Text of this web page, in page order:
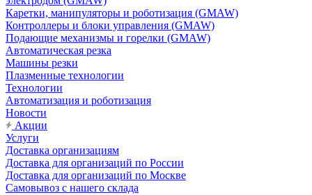
Каретки, манипуляторы и роботизация (GMAW)
Контроллеры и блоки управления (GMAW)
Подающие механизмы и горелки (GMAW)
Автоматическая резка
Машины резки
Плазменные технологии
Технологии
Автоматизация и роботизация
Новости
Акции
Услуги
Доставка организациям
Доставка для организаций по России
Доставка для организаций по Москве
Самовывоз с нашего склада